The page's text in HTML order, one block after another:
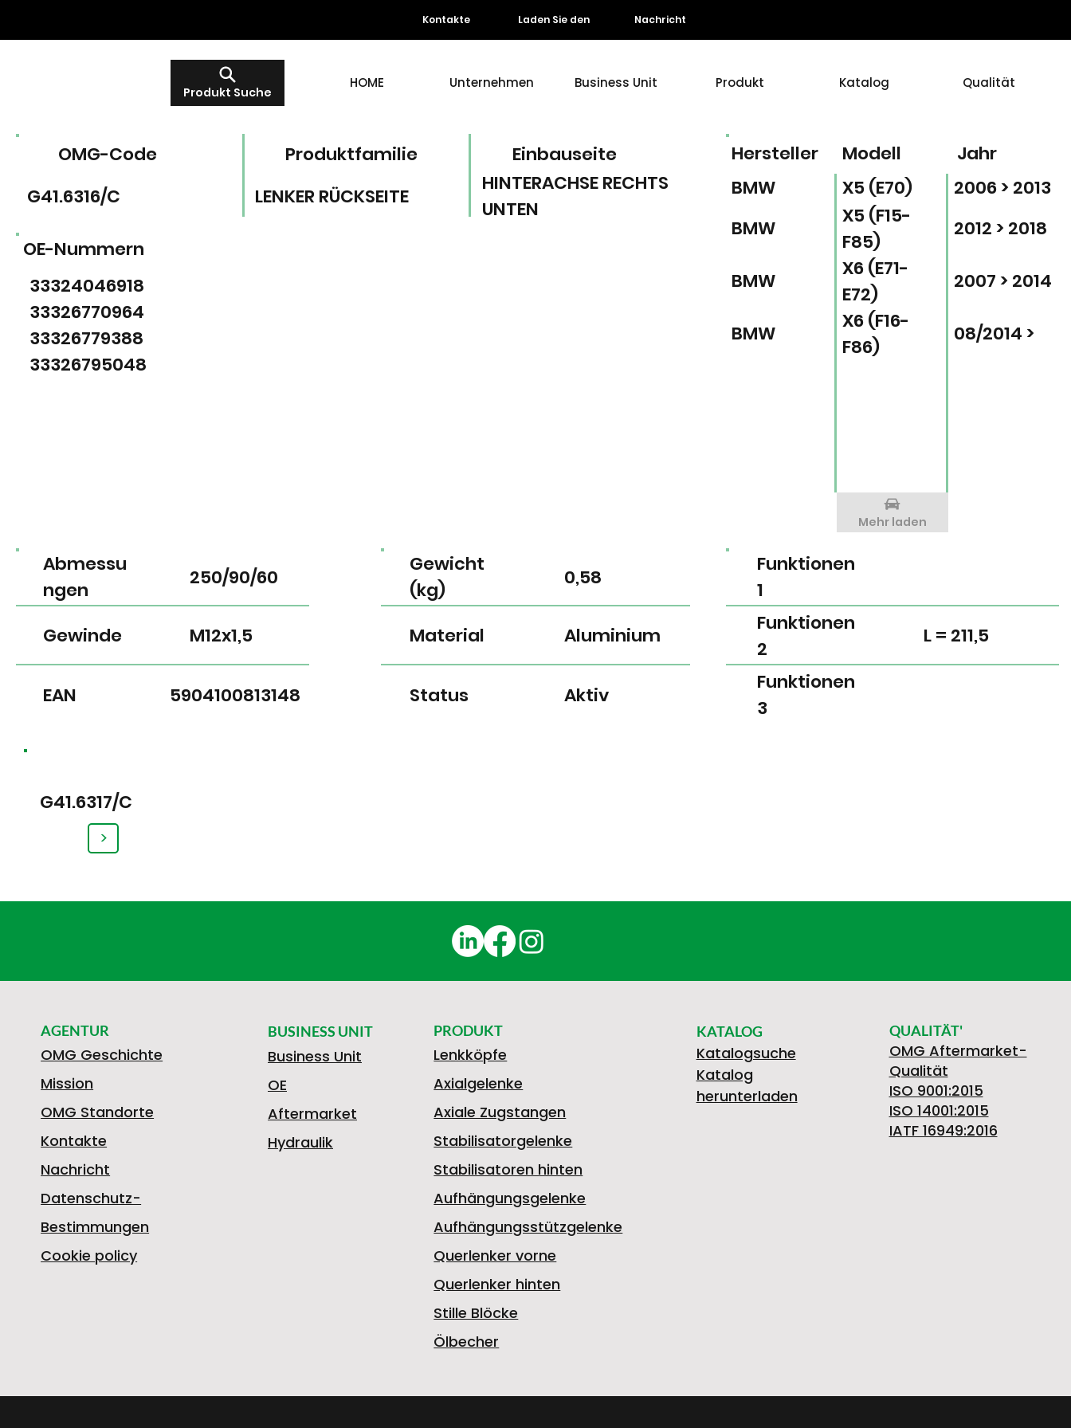
HOME Unternehmen Business Unit Produkt Katalog Qualität
Produkt Suche
G41.6317/C
>
Kontakte Laden Sie den Nachricht
EAN
Gewinde
Abmessu
ngen
5904100813148
M12x1,5
250/90/60
Gewicht
(kg)
Material
Status
0,58
Aluminium
Aktiv
Funktionen
1
Funktionen
2
Funktionen
3
L = 211,5
Einbauseite
Produktfamilie
OMG-Code
HINTERACHSE RECHTS
UNTEN
LENKER RÜCKSEITE
G41.6316/C
OE-Nummern
33324046918
33326770964
33326779388
33326795048
Modell Jahr
Hersteller
BMW
X5 (E70)
2006 > 2013
BMW
X5 (F15-
F85)
2012 > 2018
BMW
X6 (E71-
E72)
2007 > 2014
BMW
X6 (F16-
F86)
08/2014 >
Mehr laden
BUSINESS UNIT
Business Unit
OE
Aftermarket
Hydraulik
PRODUKT
Lenkköpfe
Axialgelenke
Axiale Zugstangen
Stabilisatorgelenke
Stabilisatoren hinten
Aufhängungsgelenke
Aufhängungsstützgelenke
Querlenker vorne
Querlenker hinten
Stille Blöcke
Ölbecher
KATALOG
Katalogsuche
Katalog
herunterladen
QUALITÄT'
OMG Aftermarket-
Qualität
ISO 9001:2015
ISO 14001:2015
IATF 16949:2016
AGENTUR
OMG Geschichte
Mission
OMG Standorte
Kontakte
Nachricht
Datenschutz-
Bestimmungen
Cookie policy